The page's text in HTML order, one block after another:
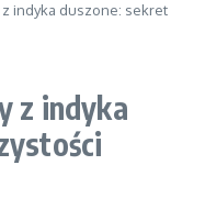
indyka duszone: sekret
z indyka